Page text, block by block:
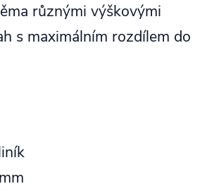
různými výškovými
s maximálním rozdílem do